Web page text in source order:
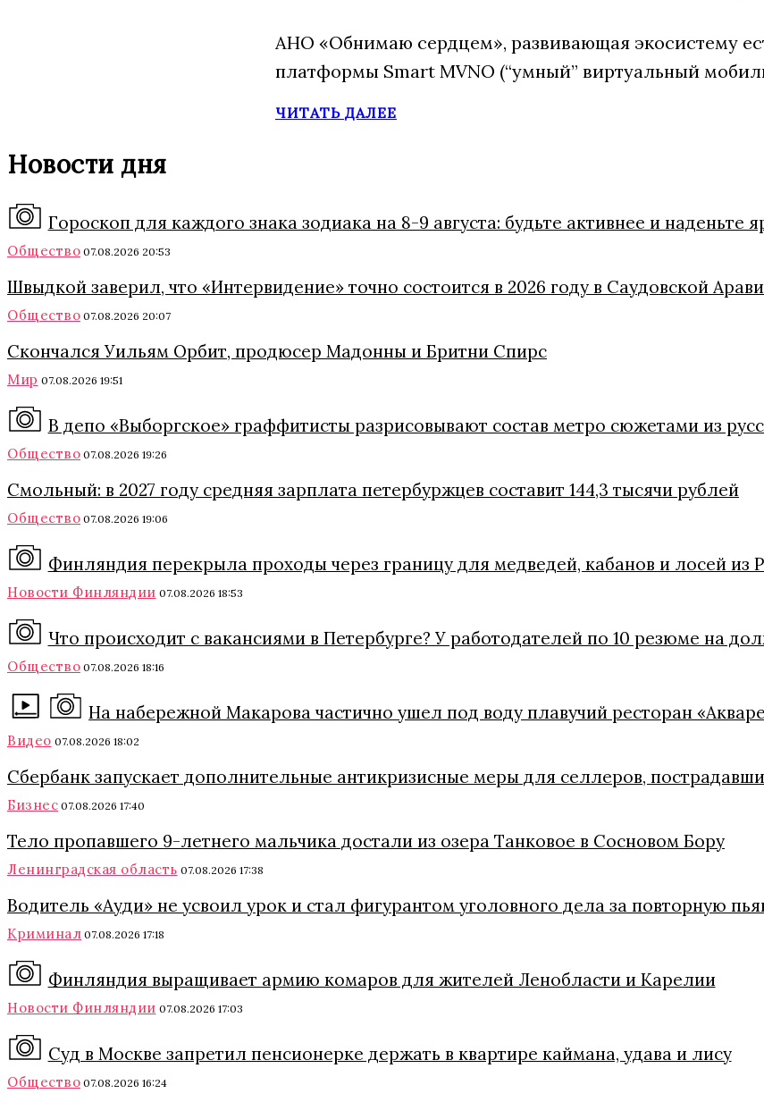
АНО «Обнимаю сердцем», развивающая экосистему
платформы Smart MVNO (“умный” виртуальный
ЧИТАТЬ ДАЛЕЕ
Новости дня
Гороскоп для каждого знака зодиака на 8-9 августа: будьте активнее и наденьте
Общество 07.08.2026 20:53
Швыдкой заверил, что «Интервидение» точно состоится в 2026 году в Саудовской
Общество 07.08.2026 20:07
Скончался Уильям Орбит, продюсер Мадонны и Бритни Спирс
Мир 07.08.2026 19:51
В депо «Выборгское» граффитисты разрисовывают состав метро сюжетами из
Общество 07.08.2026 19:26
Смольный: в 2027 году средняя зарплата петербуржцев составит 144,3 тысячи рублей
Общество 07.08.2026 19:06
Финляндия перекрыла проходы через границу для медведей, кабанов и лосей из
Новости Финляндии 07.08.2026 18:53
Что происходит с вакансиями в Петербурге? У работодателей по 10 резюме на
Общество 07.08.2026 18:16
На набережной Макарова частично ушел под воду плавучий ресторан
Видео 07.08.2026 18:02
Сбербанк запускает дополнительные антикризисные меры для селлеров,
Бизнес 07.08.2026 17:40
Тело пропавшего 9-летнего мальчика достали из озера Танковое в Сосновом Бору
Ленинградская область 07.08.2026 17:38
Водитель «Ауди» не усвоил урок и стал фигурантом уголовного дела за повторную
Криминал 07.08.2026 17:18
Финляндия выращивает армию комаров для жителей Ленобласти и Карелии
Новости Финляндии 07.08.2026 17:03
Суд в Москве запретил пенсионерке держать в квартире каймана, удава и лису
Общество 07.08.2026 16:24